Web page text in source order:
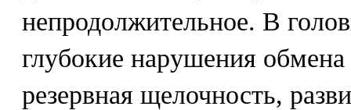
непродолжительное. В
глубокие нарушения
резервная щелочность,